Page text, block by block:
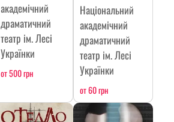
академічний
драматичний
театр ім. Лесі
Українки
от 500 грн
Національний
академічний
драматичний
театр ім. Лесі
Українки
от 60 грн